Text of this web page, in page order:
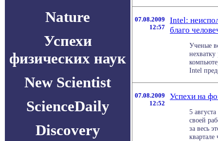
Nature
Успехи
физических наук
New Scientist
ScienceDaily
Discovery
07.08.2009
12:57
Intel:
благо
Ученые
Intel
07.08.2009
12:52
Успехи на
5
своей
за весь